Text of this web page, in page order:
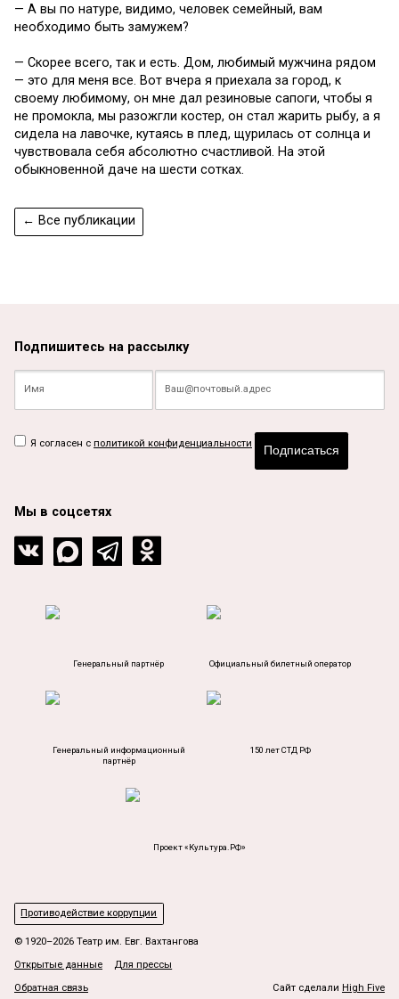
— А вы по натуре, видимо, человек семейный, вам
необходимо быть замужем?
— Скорее всего, так и есть. Дом, любимый мужчина рядом
— это для меня все. Вот вчера я приехала за город, к
своему любимому, он мне дал резиновые сапоги, чтобы я
не промокла, мы разожгли костер, он стал жарить рыбу, а я
сидела на лавочке, кутаясь в плед, щурилась от солнца и
чувствовала себя абсолютно счастливой. На этой
обыкновенной даче на шести сотках.
← Все публикации
Подпишитесь на рассылку
Я согласен с политикой конфиденциальности
Подписаться
Мы в соцсетях
Генеральный партнёр Официальный билетный оператор
Генеральный информационный
партнёр
150 лет СТД РФ
Проект «Культура.РФ»
Противодействие коррупции
© 1920–2026 Театр им. Евг. Вахтангова
Открытые данные Для прессы
Обратная связь Сайт сделали High Five